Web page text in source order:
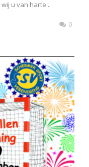
u van harte...
0